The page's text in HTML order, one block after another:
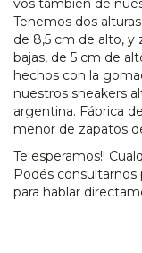
vos también de
Tenemos dos
de 8,5 cm de alto, y
bajas, de 5 cm de
hechos con la
nuestros sneakers
argentina. Fábrica
menor de zapatos
Te esperamos!!
Podés
para hablar